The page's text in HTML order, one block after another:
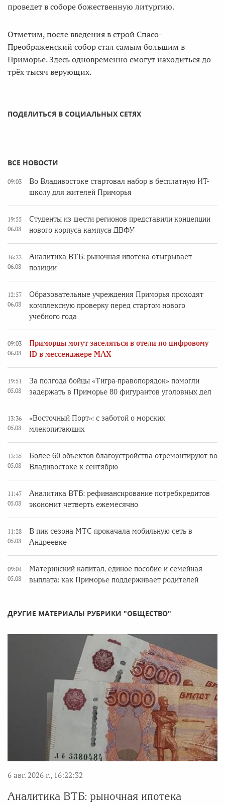
проведет в соборе божественную литургию.
Отметим, после введения в строй Спасо-
Преображенский собор стал самым большим в
Приморье. Здесь одновременно смогут находиться до
трёх тысяч верующих.
ПОДЕЛИТЬСЯ В СОЦИАЛЬНЫХ СЕТЯХ
ВСЕ НОВОСТИ
09:03
Во Владивостоке стартовал набор в бесплатную ИТ-
школу для жителей Приморья
19:55
06.08
Студенты из шести регионов представили концепции
нового корпуса кампуса ДВФУ
16:22
06.08
Аналитика ВТБ: рыночная ипотека отыгрывает
позиции
12:57
06.08
Образовательные учреждения Приморья проходят
комплексную проверку перед стартом нового
учебного года
09:03
06.08
Приморцы могут заселяться в отели по цифровому
ID в мессенджере MAX
19:51
05.08
За полгода бойцы «Тигра-правопорядок» помогли
задержать в Приморье 80 фигурантов уголовных дел
13:36
05.08
«Восточный Порт»: с заботой о морских
млекопитающих
13:35
05.08
Более 60 объектов благоустройства отремонтируют во
Владивостоке к сентябрю
11:47
05.08
Аналитика ВТБ: рефинансирование потребкредитов
экономит четверть ежемесячно
11:28
05.08
В пик сезона МТС прокачала мобильную сеть в
Андреевке
09:04
05.08
Материнский капитал, единое пособие и семейная
выплата: как Приморье поддерживает родителей
ДРУГИЕ МАТЕРИАЛЫ РУБРИКИ "ОБЩЕСТВО"
6 авг. 2026 г., 16:22:32
Аналитика ВТБ: рыночная ипотека